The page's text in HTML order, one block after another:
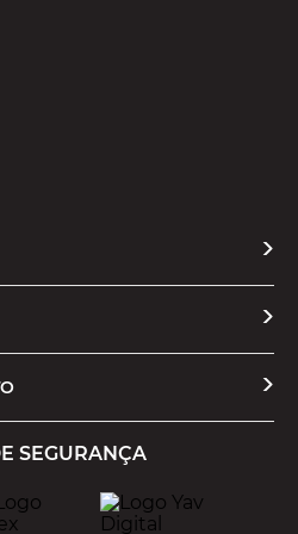
SEGURANÇA